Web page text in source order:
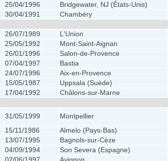
25/04/1996 Bridgewater, NJ (États-Unis)
30/04/1991 Chambéry
26/07/1989 L'Union
25/05/1992 Mont-Saint-Aignan
26/01/1996 Salon-de-Provence
07/04/1997 Bastia
24/07/1996 Aix-en-Provence
15/05/1987 Uppsala (Suède)
17/04/1992 Châlons-sur-Marne
31/05/1999 Montpellier
15/11/1986 Almelo (Pays-Bas)
13/07/1995 Bagnols-sur-Cèze
04/09/1994 Son Severa (Espagne)